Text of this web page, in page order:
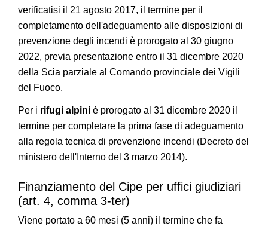
verificatisi il 21 agosto 2017, il termine per il
completamento dell'adeguamento alle disposizioni di
prevenzione degli incendi è prorogato al 30 giugno
2022, previa presentazione entro il 31 dicembre 2020
della Scia parziale al Comando provinciale dei Vigili
del Fuoco.
Per i rifugi alpini è prorogato al 31 dicembre 2020 il
termine per completare la prima fase di adeguamento
alla regola tecnica di prevenzione incendi (Decreto del
ministero dell'Interno del 3 marzo 2014).
Finanziamento del Cipe per uffici giudiziari
(art. 4, comma 3-ter)
Viene portato a 60 mesi (5 anni) il termine che fa